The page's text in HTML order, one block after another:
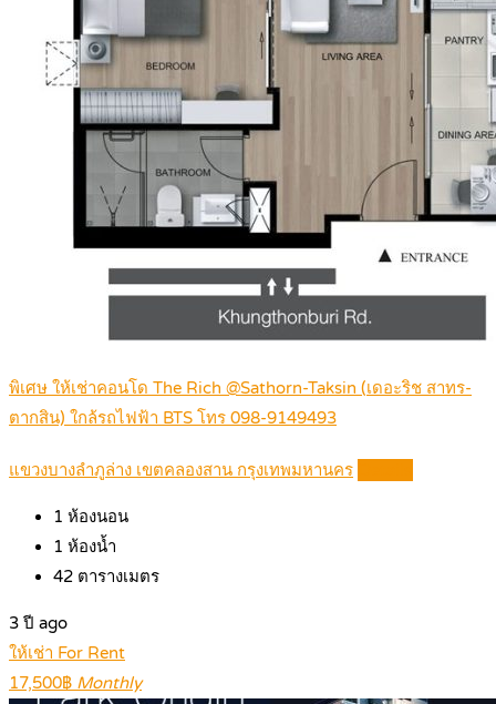
พิเศษ ให้เช่าคอนโด The Rich @Sathorn-Taksin (เดอะริช สาทร-
ตากสิน) ใกล้รถไฟฟ้า BTS โทร 098-9149493
แขวงบางลำภูล่าง เขตคลองสาน กรุงเทพมหานคร
1 ห้องนอน
1 ห้องน้ำ
42 ตารางเมตร
3 ปี ago
ให้เช่า For Rent
17,500฿ Monthly